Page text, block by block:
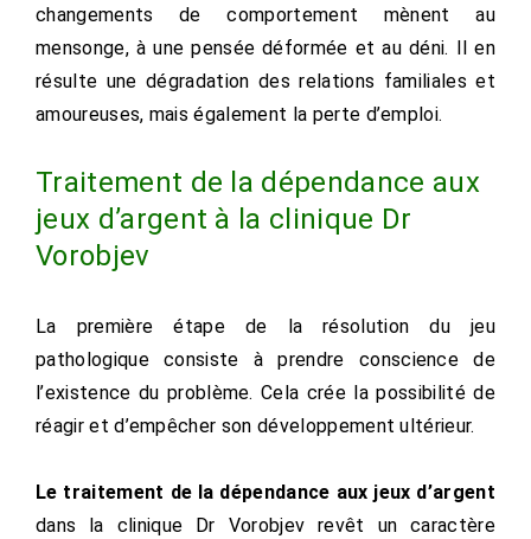
changements de comportement mènent au
mensonge, à une pensée déformée et au déni. Il en
résulte une dégradation des relations familiales et
amoureuses, mais également la perte d’emploi.
Traitement de la dépendance aux
jeux d’argent à la clinique Dr
Vorobjev
La première étape de la résolution du jeu
pathologique consiste à prendre conscience de
l’existence du problème. Cela crée la possibilité de
réagir et d’empêcher son développement ultérieur.
Le traitement de la dépendance aux jeux d’argent
dans la clinique Dr Vorobjev revêt un caractère